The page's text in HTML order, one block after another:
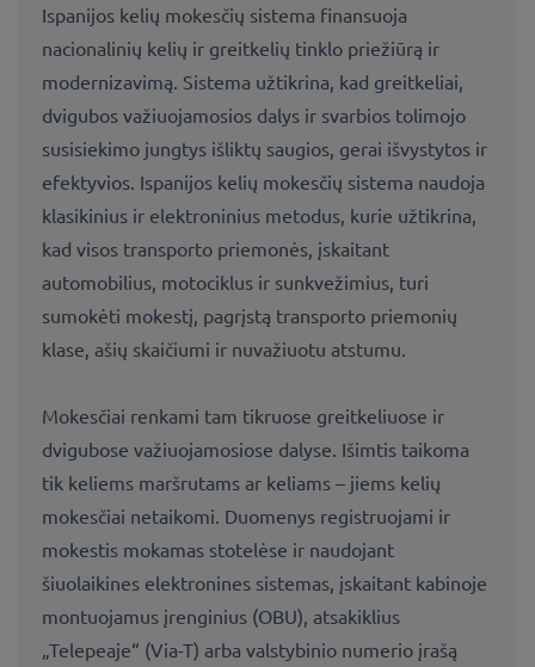
Ispanijos kelių mokesčių sistema finansuoja
nacionalinių kelių ir greitkelių tinklo priežiūrą ir
modernizavimą. Sistema užtikrina, kad greitkeliai,
dvigubos važiuojamosios dalys ir svarbios tolimojo
susisiekimo jungtys išliktų saugios, gerai išvystytos ir
efektyvios. Ispanijos kelių mokesčių sistema naudoja
klasikinius ir elektroninius metodus, kurie užtikrina,
kad visos transporto priemonės, įskaitant
automobilius, motociklus ir sunkvežimius, turi
sumokėti mokestį, pagrįstą transporto priemonių
klase, ašių skaičiumi ir nuvažiuotu atstumu.
Mokesčiai renkami tam tikruose greitkeliuose ir
dvigubose važiuojamosiose dalyse. Išimtis taikoma
tik keliems maršrutams ar keliams – jiems kelių
mokesčiai netaikomi. Duomenys registruojami ir
mokestis mokamas stotelėse ir naudojant
šiuolaikines elektronines sistemas, įskaitant kabinoje
montuojamus įrenginius (OBU), atsakiklius
„Telepeaje“ (Via-T) arba valstybinio numerio įrašą